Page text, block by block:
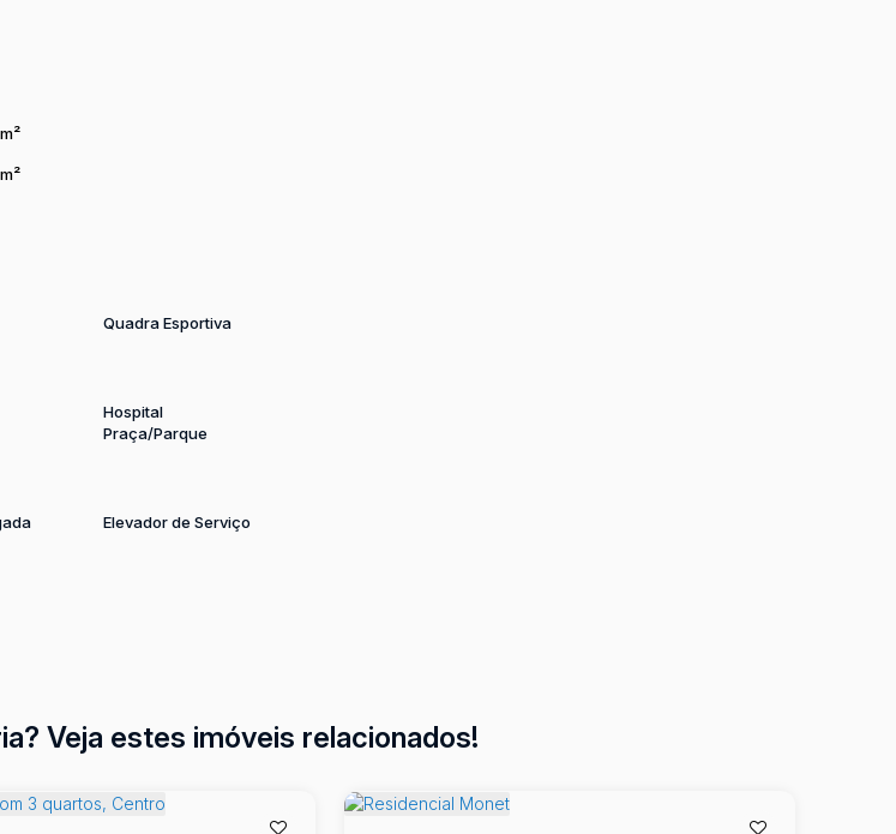
m²
m²
Quadra Esportiva
Hospital
Praça/Parque
Elevador de Serviço
Veja estes imóveis relacionados!